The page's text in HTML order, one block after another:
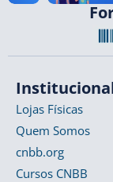
Lojas Físicas
Quem Somos
cnbb.org
Cursos CNBB